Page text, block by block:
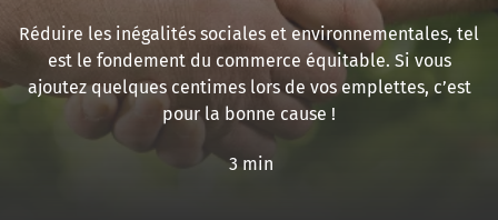
Réduire les inégalités sociales et environnementales, tel
est le fondement du commerce équitable. Si vous
ajoutez quelques centimes lors de vos emplettes, c’est
pour la bonne cause !
3 min